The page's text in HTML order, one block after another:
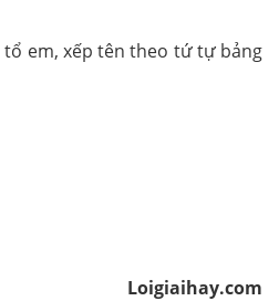
tổ em, xếp tên theo tứ tự bảng
Loigiaihay.com